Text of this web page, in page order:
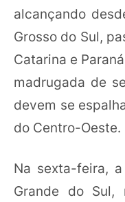
alcançando
Grosso do Sul,
Catarina e
madrugada de
devem se
do Centro-Oeste.
Na sexta-feira,
Grande do Sul,